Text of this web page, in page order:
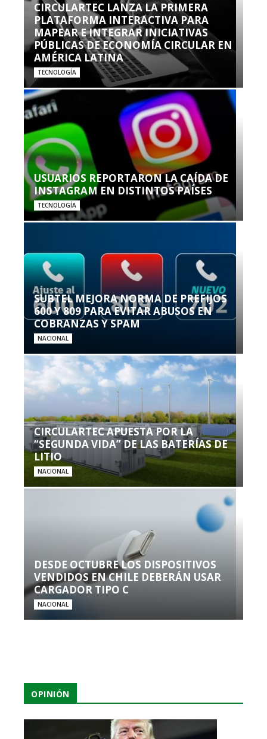
CIRCULARTEC LANZA LA PRIMERA
PLATAFORMA INTERACTIVA PARA
MAPEAR E INTEGRAR INICIATIVAS
PÚBLICAS DE ECONOMÍA CIRCULAR EN
AMÉRICA LATINA
TECNOLOGÍA
USUARIOS REPORTARON LA CAÍDA DE
INSTAGRAM EN DISTINTOS PAÍSES
TECNOLOGÍA
SUBTEL MEJORA NORMA DE PREFIJOS
600 Y 809 PARA EVITAR ABUSOS EN
COBRANZAS Y SPAM
NACIONAL
CIRCULARTEC APUESTA POR LA
“SEGUNDA VIDA” DE LAS BATERÍAS DE
LITIO
NACIONAL
DESDE OCTUBRE LOS DISPOSITIVOS
VENDIDOS EN CHILE DEBERÁN USAR
CARGADOR TIPO C
NACIONAL
OPINIÓN